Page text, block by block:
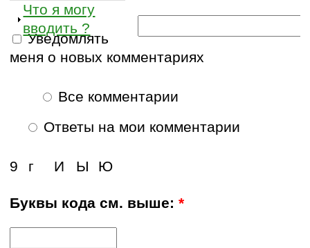
Что я могу
вводить ?
Уведомлять
меня о новых комментариях
Все комментарии
Ответы на мои комментарии
Ю
Ы
И
9 г
Буквы кода см. выше:*